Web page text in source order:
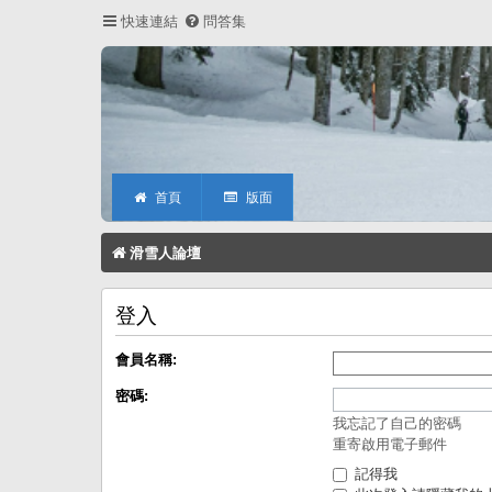
快速連結 問答集
首頁 版面
滑雪人論壇
登入
會員名稱:
密碼:
我忘記了自己的密碼
重寄啟用電子郵件
記得我